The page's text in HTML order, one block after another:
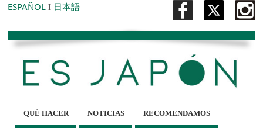
ESPAÑOL I 日本語
QUÉ HACER NOTICIAS RECOMENDAMOS